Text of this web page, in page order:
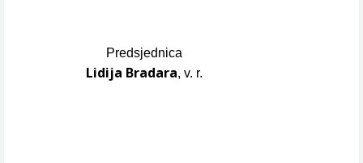
Predsjednica
Lidija Bradara, v. r.